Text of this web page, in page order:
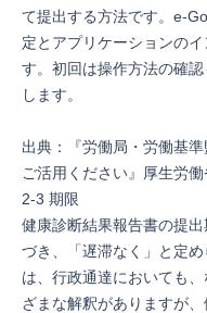
て提出する方法です。e-
定とアプリケーションの
す。初回は操作方法の確
します。
出典：『労働局・労働基
ご活用ください』厚生労
2-3 期限
健康診断結果報告書の提出
づき、「遅滞なく」と定
は、行政通達においても
ざまな解釈がありますが